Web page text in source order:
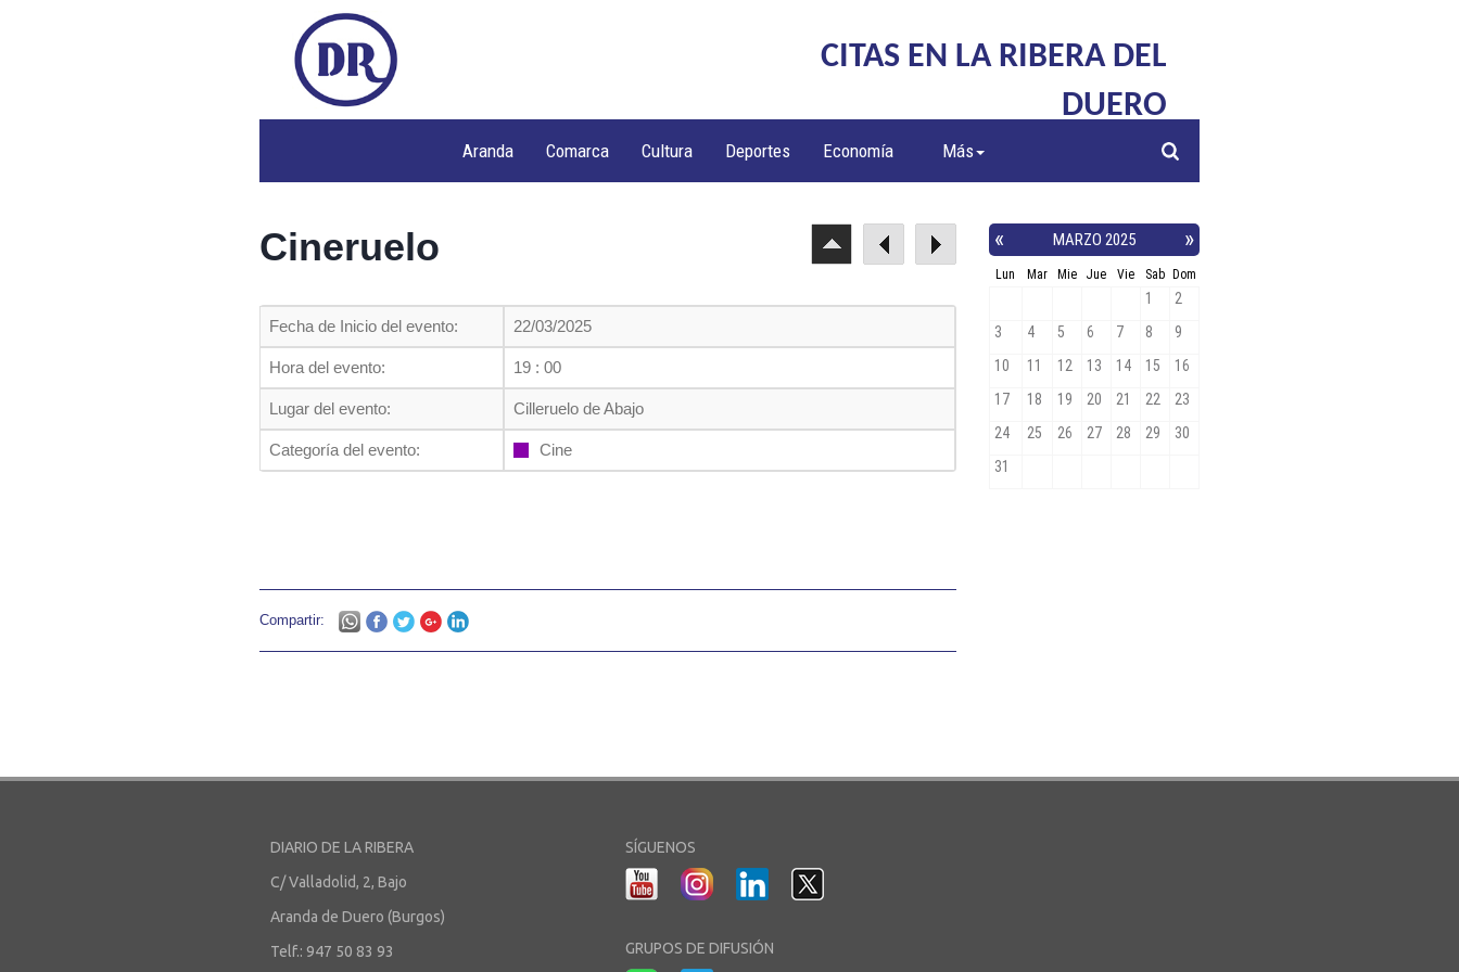
CITAS EN LA RIBERA DEL
DUERO
Aranda Comarca Cultura Deportes Economía Más
Cineruelo
Fecha de Inicio del evento: 22/03/2025
Hora del evento: 19 : 00
Lugar del evento: Cilleruelo de Abajo
Categoría del evento: Cine
Compartir:
DIARIO DE LA RIBERA
C/ Valladolid, 2, Bajo
Aranda de Duero (Burgos)
Telf.: 947 50 83 93
SÍGUENOS
GRUPOS DE DIFUSIÓN